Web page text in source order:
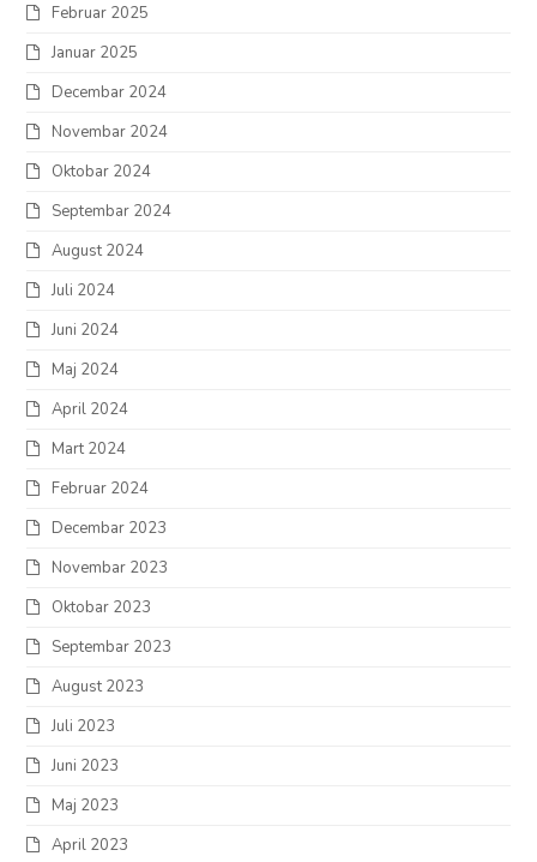
Februar 2025
Januar 2025
Decembar 2024
Novembar 2024
Oktobar 2024
Septembar 2024
August 2024
Juli 2024
Juni 2024
Maj 2024
April 2024
Mart 2024
Februar 2024
Decembar 2023
Novembar 2023
Oktobar 2023
Septembar 2023
August 2023
Juli 2023
Juni 2023
Maj 2023
April 2023